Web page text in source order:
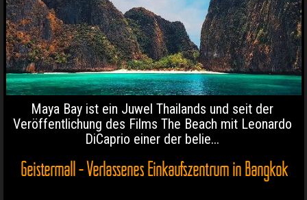
Maya Bay ist ein Juwel Thailands und seit der
Veröffentlichung des Films The Beach mit Leonardo
DiCaprio einer der belie...
Geistermall - Verlassenes Einkaufszentrum in Bangkok